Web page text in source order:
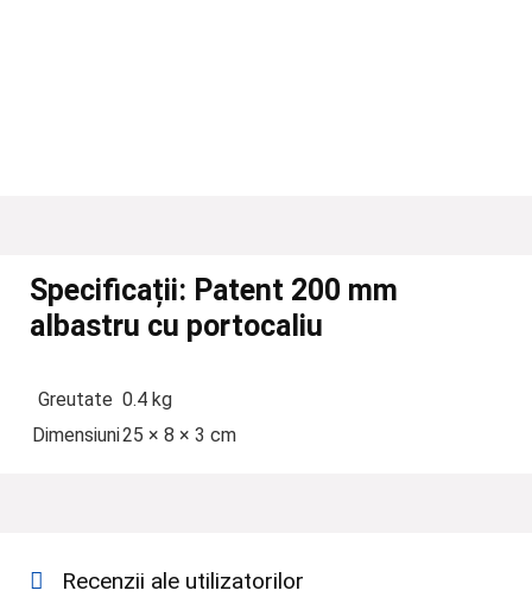
Specificații: Patent 200 mm
albastru cu portocaliu
Greutate 0.4 kg
Dimensiuni25 × 8 × 3 cm
Recenzii ale utilizatorilor